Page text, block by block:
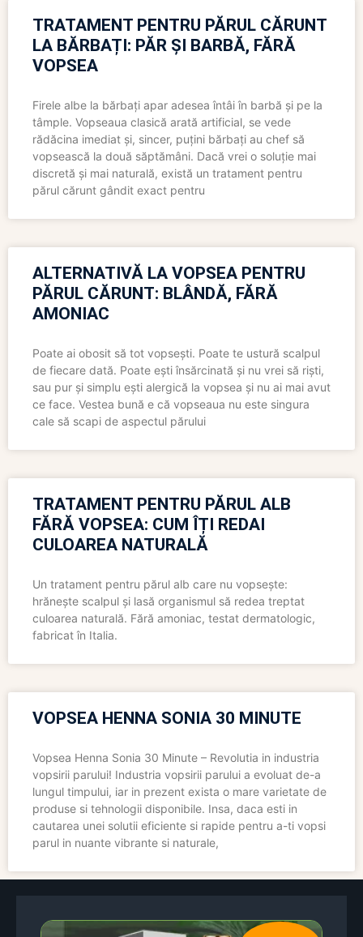
TRATAMENT PENTRU PĂRUL CĂRUNT
LA BĂRBAȚI: PĂR ȘI BARBĂ, FĂRĂ
VOPSEA
Firele albe la bărbați apar adesea întâi în barbă și pe la
tâmple. Vopseaua clasică arată artificial, se vede
rădăcina imediat și, sincer, puțini bărbați au chef să
vopsească la două săptămâni. Dacă vrei o soluție mai
discretă și mai naturală, există un tratament pentru
părul cărunt gândit exact pentru
ALTERNATIVĂ LA VOPSEA PENTRU
PĂRUL CĂRUNT: BLÂNDĂ, FĂRĂ
AMONIAC
Poate ai obosit să tot vopsești. Poate te ustură scalpul
de fiecare dată. Poate ești însărcinată și nu vrei să riști,
sau pur și simplu ești alergică la vopsea și nu ai mai avut
ce face. Vestea bună e că vopseaua nu este singura
cale să scapi de aspectul părului
TRATAMENT PENTRU PĂRUL ALB
FĂRĂ VOPSEA: CUM ÎȚI REDAI
CULOAREA NATURALĂ
Un tratament pentru părul alb care nu vopsește:
hrănește scalpul și lasă organismul să redea treptat
culoarea naturală. Fără amoniac, testat dermatologic,
fabricat în Italia.
VOPSEA HENNA SONIA 30 MINUTE
Vopsea Henna Sonia 30 Minute – Revolutia in industria
vopsirii parului! Industria vopsirii parului a evoluat de-a
lungul timpului, iar in prezent exista o mare varietate de
produse si tehnologii disponibile. Insa, daca esti in
cautarea unei solutii eficiente si rapide pentru a-ti vopsi
parul in nuante vibrante si naturale,